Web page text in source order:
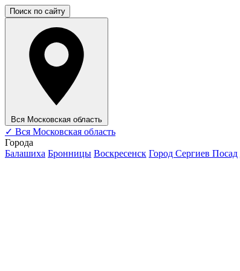
Поиск по сайту
Вся Московская область
✓ Вся Московская область
Города
Балашиха Бронницы Воскресенск Город Сергиев Посад